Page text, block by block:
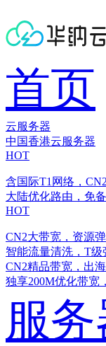
首页
云服务器
中国香港云服务器
HOT
含国际T1网络，
大陆优化路由，免
HOT
CN2大带宽，资源
智能流量清洗，T级
CN2精品带宽，出
独享200M优化带宽
服